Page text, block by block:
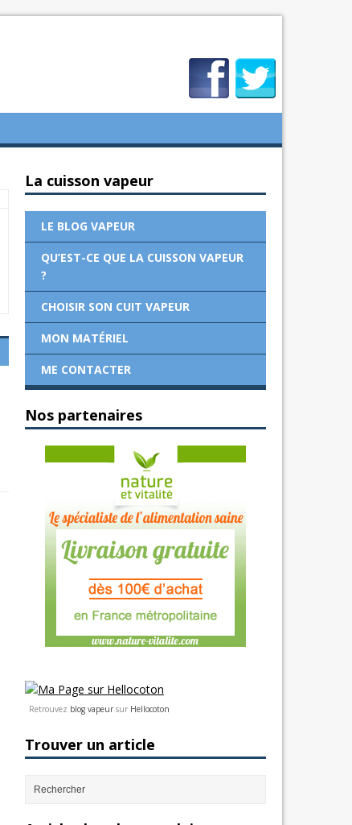
La cuisson vapeur
LE BLOG VAPEUR
QU’EST-CE QUE LA CUISSON VAPEUR
?
CHOISIR SON CUIT VAPEUR
MON MATÉRIEL
ME CONTACTER
Nos partenaires
Retrouvez blog vapeur sur Hellocoton
Trouver un article